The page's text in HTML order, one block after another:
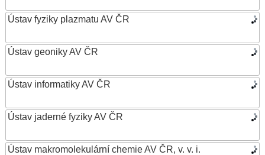
Ústav fyziky plazmatu AV ČR
Ústav geoniky AV ČR
Ústav informatiky AV ČR
Ústav jaderné fyziky AV ČR
Ústav makromolekulární chemie AV ČR, v. v. i.